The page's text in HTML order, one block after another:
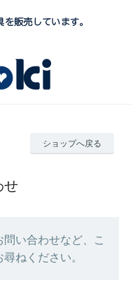
ショップへ戻る
せ
い合わせなど、こ
ねください。